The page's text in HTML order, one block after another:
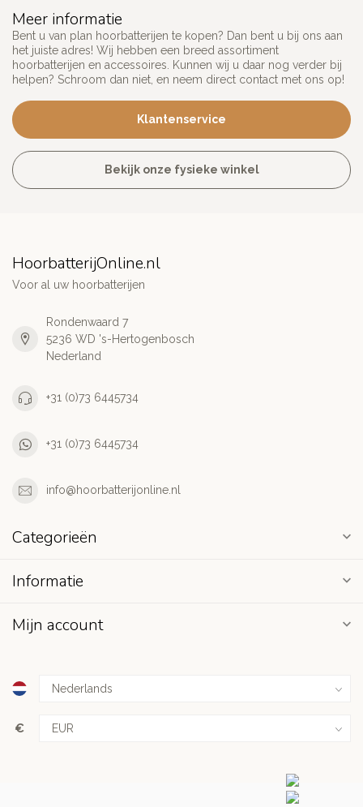
Meer informatie
Bent u van plan hoorbatterijen te kopen? Dan bent u bij ons aan
het juiste adres! Wij hebben een breed assortiment
hoorbatterijen en accessoires. Kunnen wij u daar nog verder bij
helpen? Schroom dan niet, en neem direct contact met ons op!
Klantenservice
Bekijk onze fysieke winkel
HoorbatterijOnline.nl
Voor al uw hoorbatterijen
Rondenwaard 7
5236 WD 's-Hertogenbosch
Nederland
+31 (0)73 6445734
+31 (0)73 6445734
info@hoorbatterijonline.nl
Categorieën
Informatie
Mijn account
€